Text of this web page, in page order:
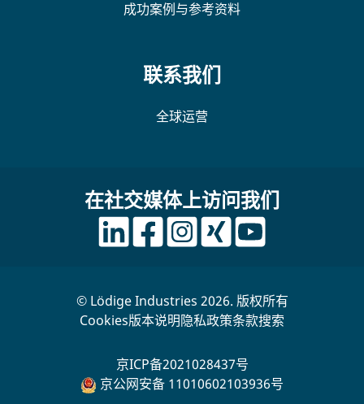
成功案例与参考资料
联系我们
全球运营
在社交媒体上访问我们
© Lödige Industries 2026. 版权所有
Cookies版本说明隐私政策条款搜索
京ICP备2021028437号
京公网安备 11010602103936号